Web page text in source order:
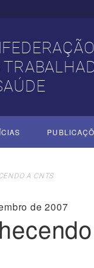
A CNTS
de 2007